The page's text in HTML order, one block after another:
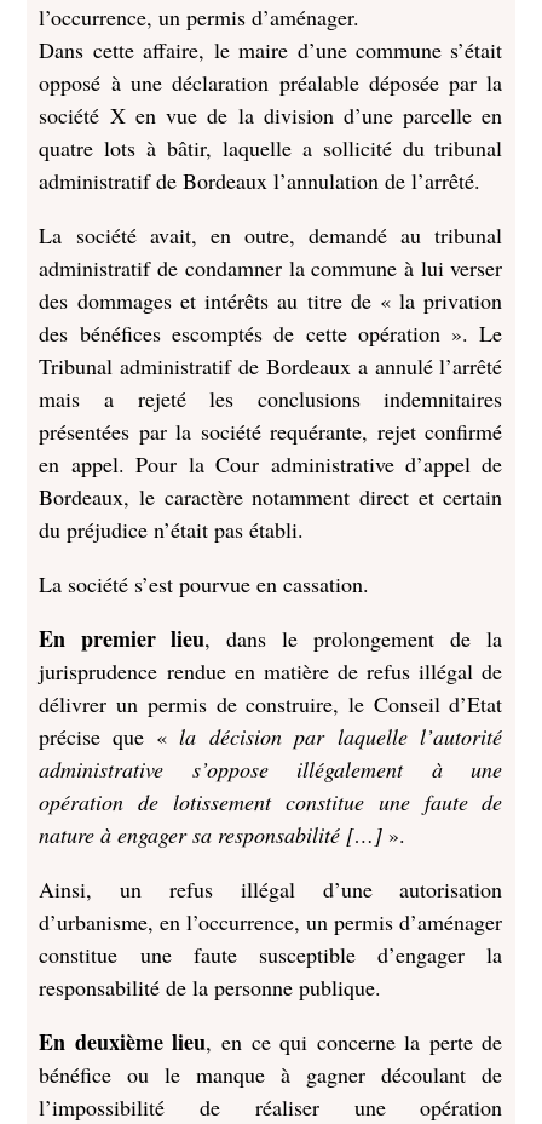
l’occurrence, un permis d’aménager.
Dans cette affaire, le maire d’une commune s’était
opposé à une déclaration préalable déposée par la
société X en vue de la division d’une parcelle en
quatre lots à bâtir, laquelle a sollicité du tribunal
administratif de Bordeaux l’annulation de l’arrêté.
La société avait, en outre, demandé au tribunal
administratif de condamner la commune à lui verser
des dommages et intérêts au titre de « la privation
des bénéfices escomptés de cette opération ». Le
Tribunal administratif de Bordeaux a annulé l’arrêté
mais a rejeté les conclusions indemnitaires
présentées par la société requérante, rejet confirmé
en appel. Pour la Cour administrative d’appel de
Bordeaux, le caractère notamment direct et certain
du préjudice n’était pas établi.
La société s’est pourvue en cassation.
En premier lieu, dans le prolongement de la
jurisprudence rendue en matière de refus illégal de
délivrer un permis de construire, le Conseil d’Etat
précise que «la décision par laquelle l’autorité
administrative s’oppose illégalement à une
opération de lotissement constitue une faute de
nature à engager sa responsabilité […] ».
Ainsi, un refus illégal d’une autorisation
d’urbanisme, en l’occurrence, un permis d’aménager
constitue une faute susceptible d’engager la
responsabilité de la personne publique.
En deuxième lieu, en ce qui concerne la perte de
bénéfice ou le manque à gagner découlant de
l’impossibilité de réaliser une opération